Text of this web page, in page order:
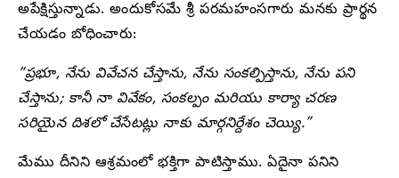
అపేక్షిస్తున్నాడు. అందుకోసమే శ్రీ పరమహంసగారు మనకు ప్రార్థన
చేయడం బోధించారు:
“ప్రభూ, నేను వివేచన చేస్తాను, నేను సంకల్పిస్తాను, నేను పని
చేస్తాను; కానీ నా వివేకం, సంకల్పం మరియు కార్యా చరణ
సరియైన దిశలో చేసేటట్లు నాకు మార్గనిర్దేశం చెయ్యి.”
మేము దీనిని ఆశ్రమంలో భక్తిగా పాటిస్తాము. ఏదైనా పనిని